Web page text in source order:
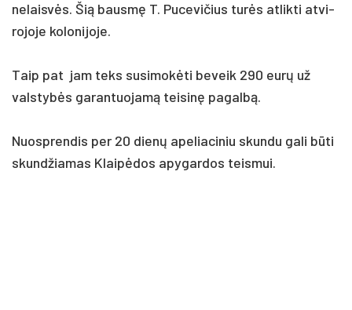
ne­laisvės. Šią bausmę T. Pu­ce­vi­čius turės at­lik­ti at­vi­
ro­jo­je ko­lo­ni­jo­je.
Taip pat jam teks su­si­mokė­ti be­veik 290 eurų už
vals­tybės ga­ran­tuo­jamą tei­sinę pa­galbą.
Nuosp­ren­dis per 20 dienų ape­lia­ci­niu skun­du ga­li būti
skund­žia­mas Klaipė­dos apy­gar­dos teis­mui.